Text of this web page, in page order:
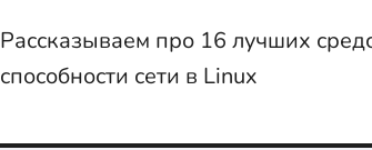
Рассказываем про 16 лучших
способности сети в Linux